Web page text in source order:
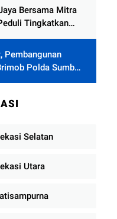
Bersama Mitra
Tingkatkan
Pembangunan
Polda Sumbar
di Pauh
Selatan
Utara